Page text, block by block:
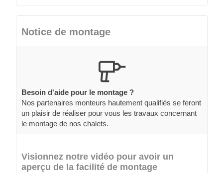
Notice de montage
Besoin d'aide pour le montage ?
Nos partenaires monteurs hautement qualifiés se feront
un plaisir de réaliser pour vous les travaux concernant
le montage de nos chalets.
Visionnez notre vidéo pour avoir un
aperçu de la facilité de montage